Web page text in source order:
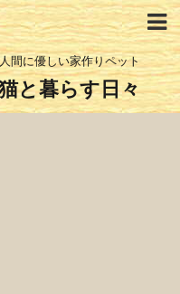
間に優しい家作りペット
と暮らす日々